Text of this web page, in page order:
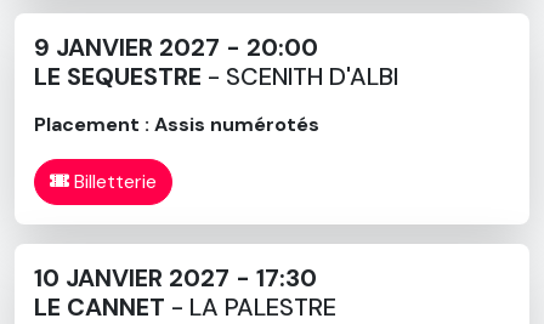
9 JANVIER 2027 - 20:00
LE SEQUESTRE - SCENITH D'ALBI
Placement : Assis numérotés
Billetterie
10 JANVIER 2027 - 17:30
LE CANNET - LA PALESTRE